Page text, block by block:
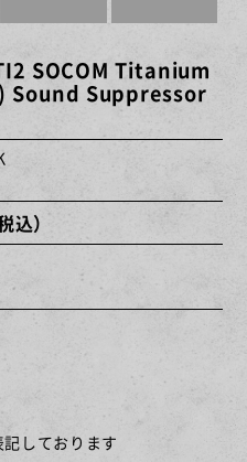
SOCOM Titanium
Sound Suppressor
込）
しております